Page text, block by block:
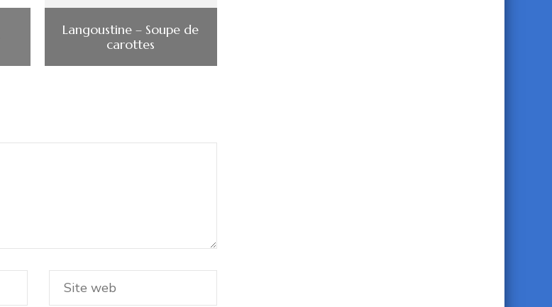
Langoustine – Soupe de
carottes